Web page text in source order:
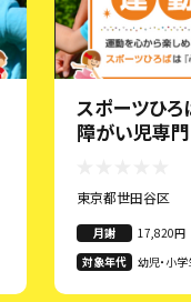
スポーツひろ
障がい児専
東京都世田谷区
月謝
17,820円
対象年代
幼児・小